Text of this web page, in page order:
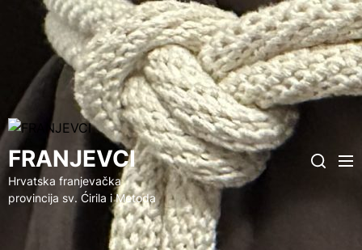
FRANJEVCI
FRANJEVCI
Hrvatska franjevačka
provincija sv. Ćirila i Metoda
Search